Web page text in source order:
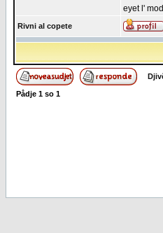
eyet l'
Rivni al copete
Pådje 1 so 1